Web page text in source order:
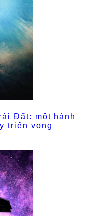
Đất: một hành
triển vọng